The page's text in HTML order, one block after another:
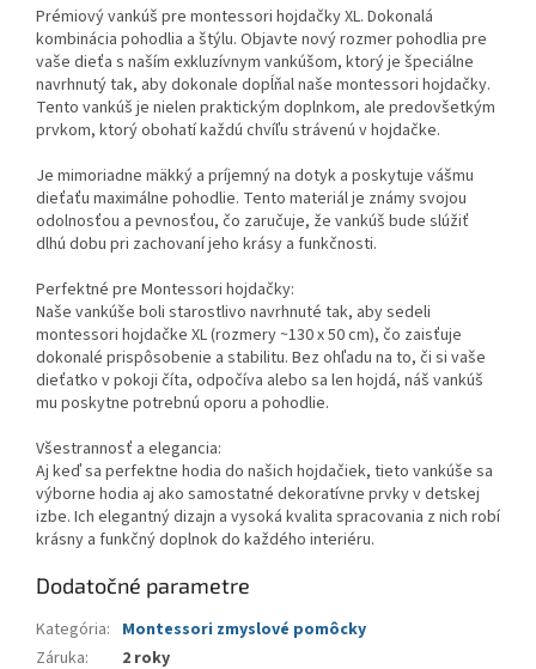
Prémiový vankúš pre montessori hojdačky XL. Dokonalá
kombinácia pohodlia a štýlu. Objavte nový rozmer pohodlia pre
vaše dieťa s naším exkluzívnym vankúšom, ktorý je špeciálne
navrhnutý tak, aby dokonale dopĺňal naše montessori hojdačky.
Tento vankúš je nielen praktickým doplnkom, ale predovšetkým
prvkom, ktorý obohatí každú chvíľu strávenú v hojdačke.
Je mimoriadne mäkký a príjemný na dotyk a poskytuje vášmu
dieťaťu maximálne pohodlie. Tento materiál je známy svojou
odolnosťou a pevnosťou, čo zaručuje, že vankúš bude slúžiť
dlhú dobu pri zachovaní jeho krásy a funkčnosti.
Perfektné pre Montessori hojdačky:
Naše vankúše boli starostlivo navrhnuté tak, aby sedeli
montessori hojdačke XL (rozmery ~130 x 50 cm), čo zaisťuje
dokonalé prispôsobenie a stabilitu. Bez ohľadu na to, či si vaše
dieťatko v pokoji číta, odpočíva alebo sa len hojdá, náš vankúš
mu poskytne potrebnú oporu a pohodlie.
Všestrannosť a elegancia:
Aj keď sa perfektne hodia do našich hojdačiek, tieto vankúše sa
výborne hodia aj ako samostatné dekoratívne prvky v detskej
izbe. Ich elegantný dizajn a vysoká kvalita spracovania z nich robí
krásny a funkčný doplnok do každého interiéru.
Dodatočné parametre
Kategória: Montessori zmyslové pomôcky
Záruka: 2 roky